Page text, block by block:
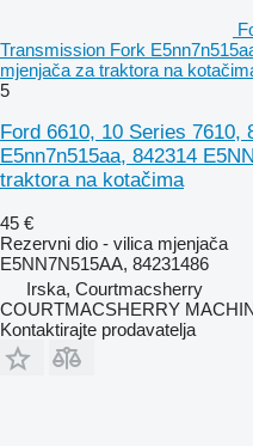
Transmission Fork
mjenjača za traktora na
5
Ford 6610, 10 Series 7610,
E5nn7n515aa, 842314
traktora na kotačima
45 €
Rezervni dio - vilica mjenjača
E5NN7N515AA, 84231486
Irska, Courtmacsherry
COURTMACSHERRY
Kontaktirajte prodavatelja